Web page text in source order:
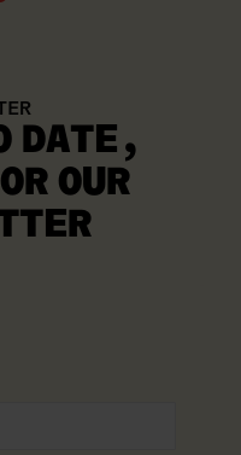
DATE ,
OUR